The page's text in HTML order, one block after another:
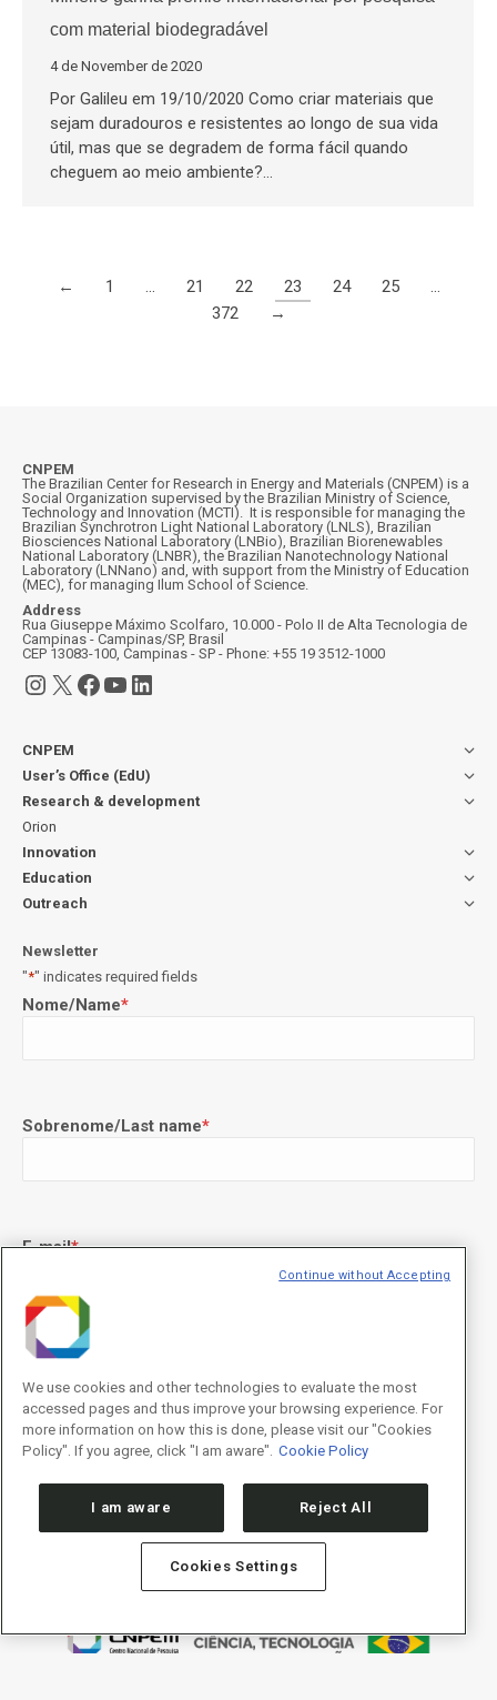
com material biodegradável
4 de November de 2020
Por Galileu em 19/10/2020 Como criar materiais que
sejam duradouros e resistentes ao longo de sua vida
útil, mas que se degradem de forma fácil quando
cheguem ao meio ambiente?…
← 1 … 21 22 23 24 25
…
372
→
CNPEM
The Brazilian Center for Research in Energy and Materials (CNPEM) is a
Social Organization supervised by the Brazilian Ministry of Science,
Technology and Innovation (MCTI). It is responsible for managing the
Brazilian Synchrotron Light National Laboratory (LNLS), Brazilian
Biosciences National Laboratory (LNBio), Brazilian Biorenewables
National Laboratory (LNBR), the Brazilian Nanotechnology National
Laboratory (LNNano) and, with support from the Ministry of Education
(MEC), for managing Ilum School of Science.
Address
Rua Giuseppe Máximo Scolfaro, 10.000 - Polo II de Alta Tecnologia de
Campinas - Campinas/SP, Brasil
CEP 13083-100, Campinas - SP - Phone: +55 19 3512-1000
Instagram
X Facebook
YouTube
LinkedIn
CNPEM
User’s Office (EdU)
Research & development
Orion
Innovation
Education
Outreach
Newsletter
"*" indicates required fields
Nome/Name*
Sobrenome/Last name*
E-mail*
Concordo com os termos de uso descritos naPolítica de
Privacidade
/I agree to the terms of use described in the
Privacy
Policy.
We use cookies and other technologies to evaluate the most
accessed pages and thus improve your browsing experience. For
more information on how this is done, please visit our "Cookies
Policy". If you agree, click "I am aware". Cookie Policy
I am aware Reject All
Cookies Settings
Continue without Accepting